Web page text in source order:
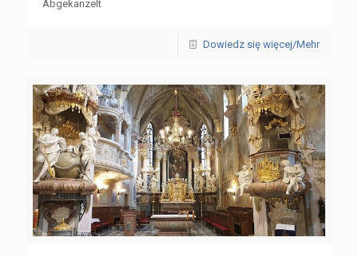
Abgekanzelt
Dowiedz się więcej/Mehr